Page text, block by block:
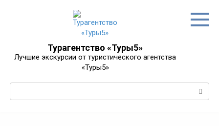
Турагентство «Туры5»
Лучшие экскурсии от туристического агентства
«Туры5»